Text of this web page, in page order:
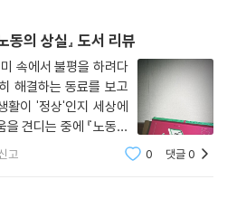
동의 상실』 도서 리뷰
속에서 불평을 하려다
해결하는 동료를 보고
활이 '정상'인지 세상에
견디는 중에 『노동의
도 된다는 희망을 심어
되었다. "그야 자
고 0 댓글0